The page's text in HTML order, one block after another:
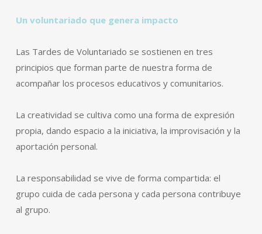
Un voluntariado que genera impacto
Las Tardes de Voluntariado se sostienen en tres
principios que forman parte de nuestra forma de
acompañar los procesos educativos y comunitarios.
La creatividad se cultiva como una forma de expresión
propia, dando espacio a la iniciativa, la improvisación y la
aportación personal.
La responsabilidad se vive de forma compartida: el
grupo cuida de cada persona y cada persona contribuye
al grupo.